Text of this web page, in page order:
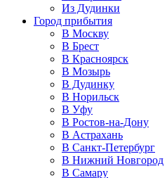
Из Дудинки
Город прибытия
В Москву
В Брест
В Красноярск
В Мозырь
В Дудинку
В Норильск
В Уфу
В Ростов-на-Дону
В Астрахань
В Санкт-Петербург
В Нижний Новгород
В Самару